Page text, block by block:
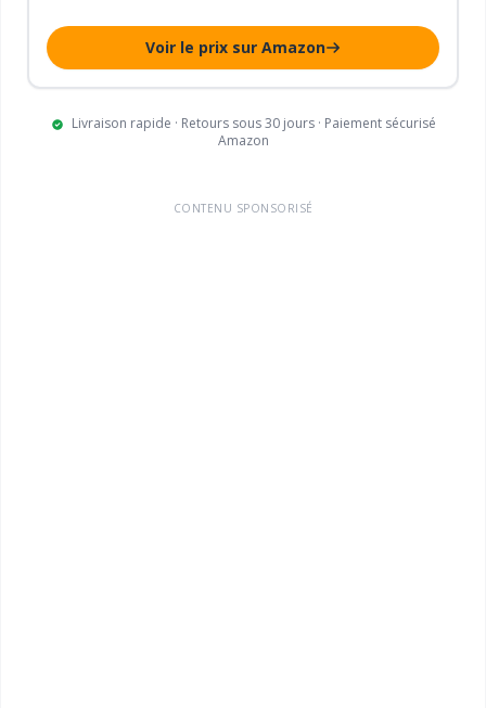
Voir le prix sur Amazon
Livraison rapide · Retours sous 30 jours · Paiement sécurisé
Amazon
CONTENU SPONSORISÉ